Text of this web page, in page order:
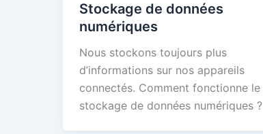
Stockage de données
numériques
Nous stockons toujours plus
d’informations sur nos appareils
connectés. Comment fonctionne le
stockage de données numériques ?